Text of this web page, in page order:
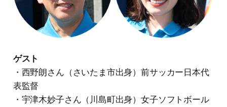
ゲスト
・西野朗さん（さいたま市出身）前サッカー日本代
表監督
・宇津木妙子さん（川島町出身）女子ソフトボール